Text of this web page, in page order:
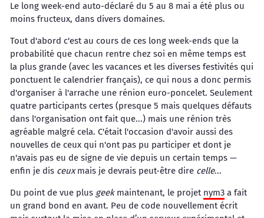
Le long week-end auto-déclaré du 5 au 8 mai a été plus ou
moins fructeux, dans divers domaines.
Tout d'abord c'est au cours de ces long week-ends que la
probabilité que chacun rentre chez soi en même temps est
la plus grande (avec les vacances et les diverses festivités qui
ponctuent le calendrier français), ce qui nous a donc permis
d'organiser à l'arrache une rénion euro-poncelet. Seulement
quatre participants certes (presque 5 mais quelques défauts
dans l'organisation ont fait que...) mais une rénion très
agréable malgré cela. C'était l'occasion d'avoir aussi des
nouvelles de ceux qui n'ont pas pu participer et dont je
n'avais pas eu de signe de vie depuis un certain temps —
enfin je dis ceuxmais je devrais peut-être dire celle...
Du point de vue plus geekmaintenant, le projet nym3 a fait
un grand bond en avant. Peu de code nouvellement écrit